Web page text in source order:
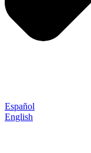
Español
English